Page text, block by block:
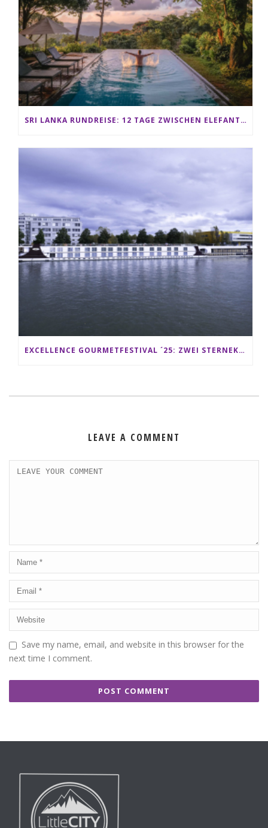
SRI LANKA RUNDREISE: 12 TAGE ZWISCHEN ELEFANTEN, TEEPLANTAGEN & STRAND ALS FAMILIE
EXCELLENCE GOURMETFESTIVAL ´25: ZWEI STERNEKÖCHE ANTONIO GUIDA & DARIO MORESCO VERWÖHNEN IHRE GÄSTE AUF EINER LUXERIÖSEN SCHIFFSREISE
LEAVE A COMMENT
Save my name, email, and website in this browser for the
next time I comment.